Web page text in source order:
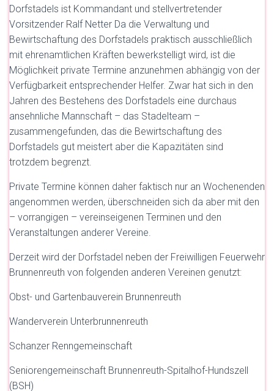
Dorfstadels ist Kommandant und stellvertretender
Vorsitzender Ralf Netter Da die Verwaltung und
Bewirtschaftung des Dorfstadels praktisch ausschließlich
mit ehrenamtlichen Kräften bewerkstelligt wird, ist die
Möglichkeit private Termine anzunehmen abhängig von der
Verfügbarkeit entsprechender Helfer. Zwar hat sich in den
Jahren des Bestehens des Dorfstadels eine durchaus
ansehnliche Mannschaft – das Stadelteam –
zusammengefunden, das die Bewirtschaftung des
Dorfstadels gut meistert aber die Kapazitäten sind
trotzdem begrenzt.
Private Termine können daher faktisch nur an Wochenenden
angenommen werden, überschneiden sich da aber mit den
– vorrangigen – vereinseigenen Terminen und den
Veranstaltungen anderer Vereine.
Derzeit wird der Dorfstadel neben der Freiwilligen Feuerwehr
Brunnenreuth von folgenden anderen Vereinen genutzt:
Obst- und Gartenbauverein Brunnenreuth
Wanderverein Unterbrunnenreuth
Schanzer Renngemeinschaft
Seniorengemeinschaft Brunnenreuth-Spitalhof-Hundszell
(BSH)